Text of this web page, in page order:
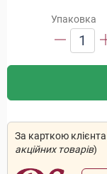
Упаковка
1
За карткою
акційних товарів)